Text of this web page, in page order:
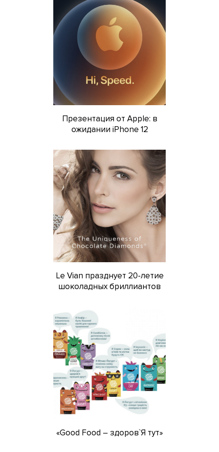
Презентация от Apple: в
ожидании iPhone 12
Le Vian празднует 20-летие
шоколадных бриллиантов
«Good Food – здоров`Я тут»